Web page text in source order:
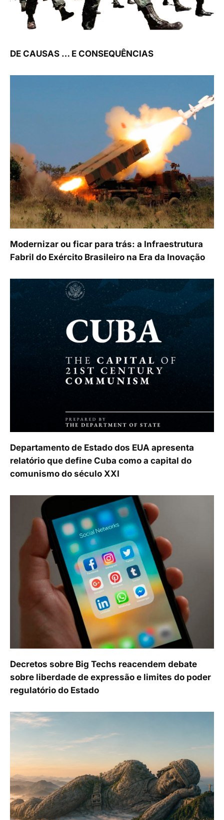
DE CAUSAS … E CONSEQUÊNCIAS
Modernizar ou ficar para trás: a Infraestrutura
Fabril do Exército Brasileiro na Era da Inovação
Departamento de Estado dos EUA apresenta
relatório que define Cuba como a capital do
comunismo do século XXI
Decretos sobre Big Techs reacendem debate
sobre liberdade de expressão e limites do poder
regulatório do Estado